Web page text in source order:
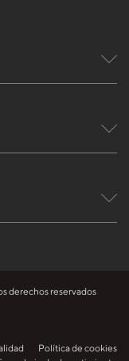
derechos reservados
Política de cookies